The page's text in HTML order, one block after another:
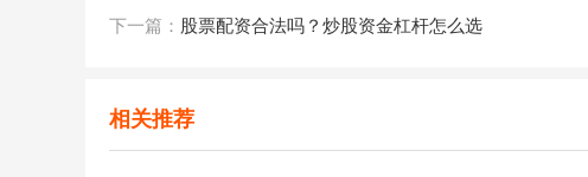
下一篇： 股票配资合法吗？炒股资金杠杆怎么选
相关推荐